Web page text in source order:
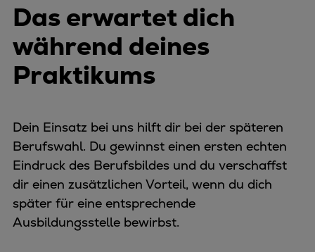
Das erwartet dich
während deines
Praktikums
Dein Einsatz bei uns hilft dir bei der späteren
Berufswahl. Du gewinnst einen ersten echten
Eindruck des Berufsbildes und du verschaffst
dir einen zusätzlichen Vorteil, wenn du dich
später für eine entsprechende
Ausbildungsstelle bewirbst.